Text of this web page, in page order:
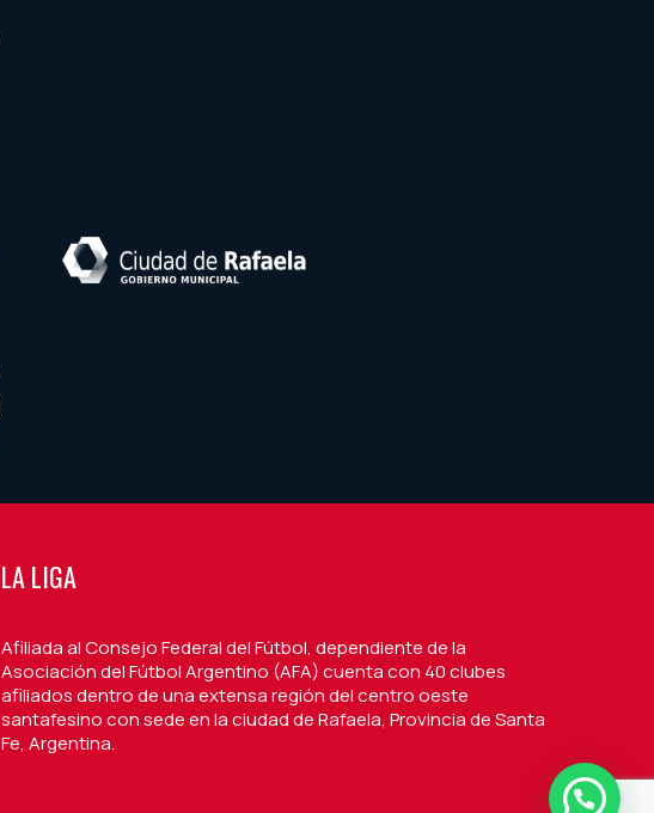
LA LIGA
Afiliada al Consejo Federal del Fútbol, dependiente de la
Asociación del Fútbol Argentino (AFA) cuenta con 40 clubes
afiliados dentro de una extensa región del centro oeste
santafesino con sede en la ciudad de Rafaela, Provincia de Santa
Fe, Argentina.